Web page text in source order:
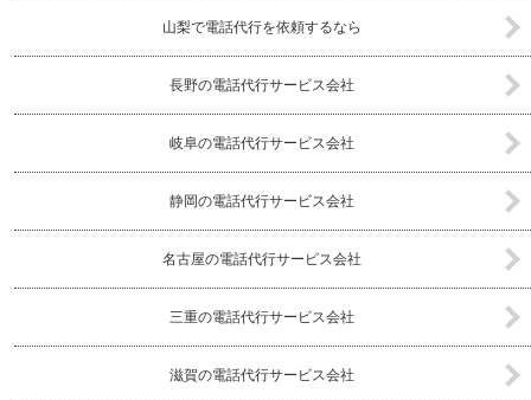
山梨で電話代行を依頼するなら
長野の電話代行サービス会社
岐阜の電話代行サービス会社
静岡の電話代行サービス会社
名古屋の電話代行サービス会社
三重の電話代行サービス会社
滋賀の電話代行サービス会社